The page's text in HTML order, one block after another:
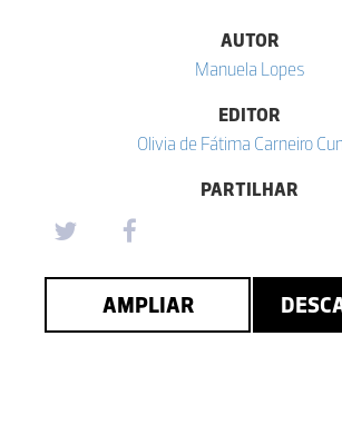
AUTOR
Manuela Lopes
EDITOR
Olivia de Fátima Carneiro
PARTILHAR
AMPLIAR